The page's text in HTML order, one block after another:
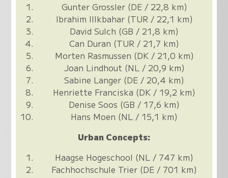
Gunter Grossler (DE / 22,8 km)
Ibrahim Illkbahar (TUR / 22,1 km)
David Sulch (GB / 21,8 km)
Can Duran (TUR / 21,7 km)
Morten Rasmussen (DK / 21,0 km)
Joan Lindhout (NL / 20,9 km)
Sabine Langer (DE / 20,4 km)
Henriette Franciska (DK / 19,2 km)
Denise Soos (GB / 17,6 km)
Hans Moen (NL / 15,1 km)
Urban Concepts:
Haagse Hogeschool (NL / 747 km)
Fachhochschule Trier (DE / 701 km)